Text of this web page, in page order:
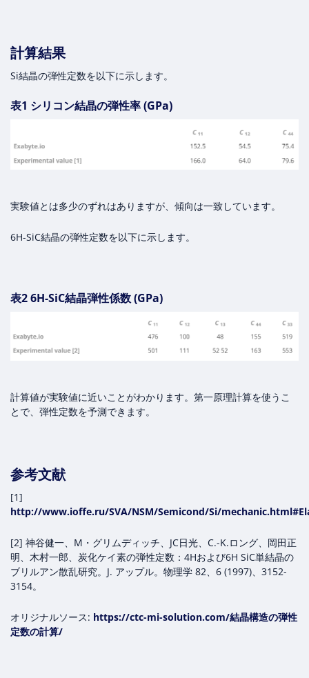
計算結果
Si結晶の弾性定数を以下に示します。
表1 シリコン結晶の弾性率 (GPa)
実験値とは多少のずれはありますが、傾向は一致しています。
6H-SiC結晶の弾性定数を以下に示します。
表2 6H-SiC結晶弾性係数 (GPa)
計算値が実験値に近いことがわかります。第一原理計算を使うこ
とで、弾性定数を予測できます。
参考文献
[1]
http://www.ioffe.ru/SVA/NSM/Semicond/Si/
[2] 神谷健一、M・グリムディッチ、JC日光、C.-K.ロング、岡田正
明、木村一郎、炭化ケイ素の弾性定数：4Hおよび6H SiC単結晶の
ブリルアン散乱研究。J. アップル。物理学 82、6 (1997)、3152-
3154。
オリジナルソース: https://ctc-mi-solution.com/結晶構造の弾性
定数の計算/